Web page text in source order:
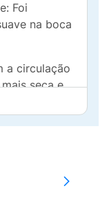
Foi
na boca
a circulação
seca e
Segurança
é macio,